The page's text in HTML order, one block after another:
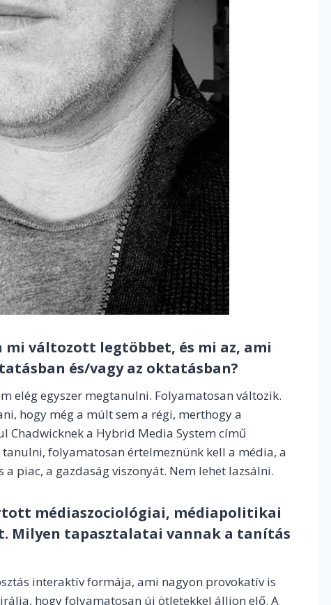
mi változott legtöbbet, és mi az, ami
és/vagy az oktatásban?
elég egyszer megtanulni. Folyamatosan változik.
hogy még a múlt sem a régi, merthogy a
Chadwicknek a Hybrid Media System című
folyamatosan értelmeznünk kell a média, a
piac, a gazdaság viszonyát. Nem lehet lazsálni.
médiaszociológiai, médiapolitikai
Milyen tapasztalatai vannak a tanítás
interaktív formája, ami nagyon provokatív is
hogy folyamatosan új ötletekkel álljon elő. A